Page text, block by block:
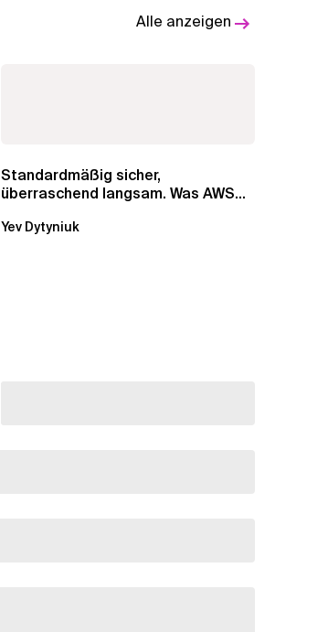
Alle anzeigen
Standardmäßig sicher,
überraschend langsam. Was AWS
Yev Dytyniuk